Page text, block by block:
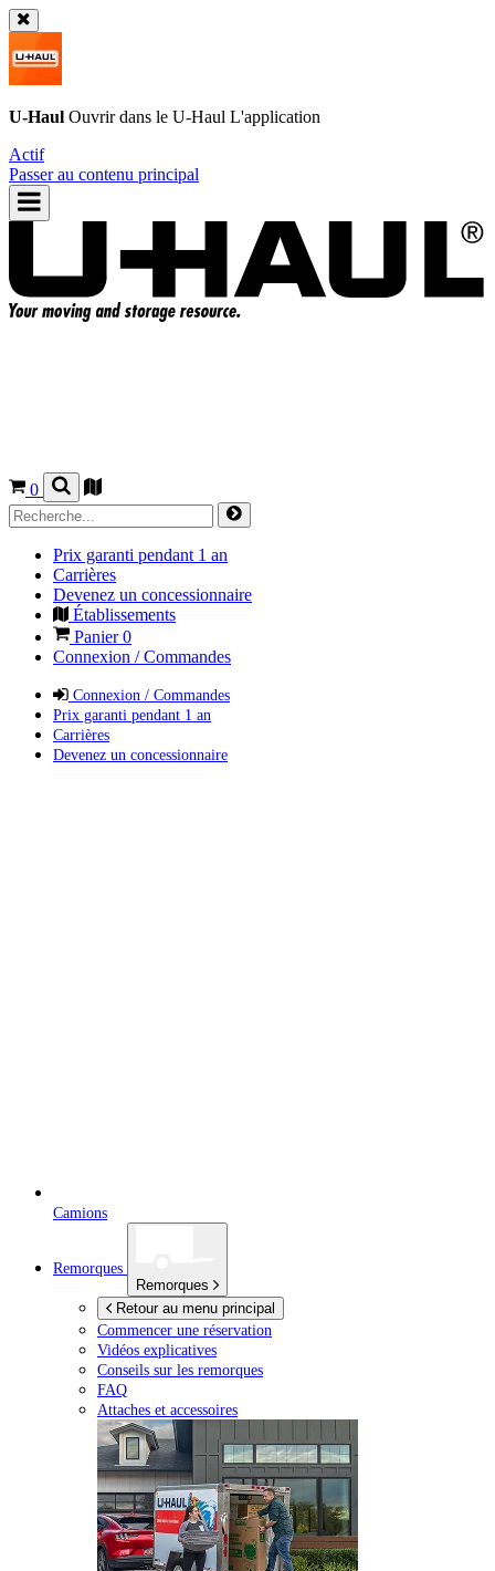
U-Haul Ouvrir dans le U-Haul L'application
Actif
Passer au contenu principal
0
Prix garanti pendant 1 an
Carrières
Devenez un concessionnaire
Établissements
Panier0
Connexion / Commandes
Connexion / Commandes
Prix garanti pendant 1 an
Carrières
Devenez un concessionnaire
Camions
Remorques
Remorques
Retour au menu principal
Commencer une réservation
Vidéos explicatives
Conseils sur les remorques
FAQ
Attaches et accessoires